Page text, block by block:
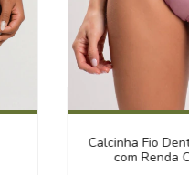
Calcinha Fio
com Renda